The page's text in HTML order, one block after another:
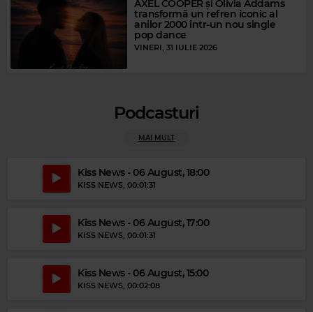
Magic Gold
AXEL COOPER și Olivia Addams
transformă un refren iconic al
anilor 2000 într-un nou single
pop dance
VINERI, 31 IULIE 2026
Podcasturi
MAI MULT
Kiss News - 06 August, 18:00
KISS NEWS, 00:01:31
Kiss News - 06 August, 17:00
KISS NEWS, 00:01:31
Kiss News - 06 August, 15:00
KISS NEWS, 00:02:08